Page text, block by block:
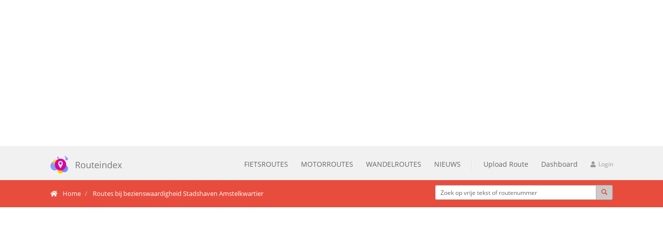
Routeindex FIETSROUTES MOTORROUTES WANDELROUTES NIEUWS Upload Route Dashboard Login
Home Routes bij bezienswaardigheid Stadshaven Amstelkwartier